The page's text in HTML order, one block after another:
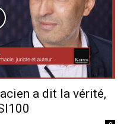
a dit la vérité,